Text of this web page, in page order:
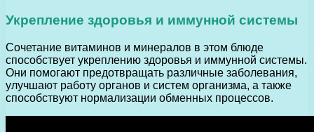
Укрепление здоровья и иммунной системы
Сочетание витаминов и минералов в этом блюде
способствует укреплению здоровья и иммунной системы.
Они помогают предотвращать различные заболевания,
улучшают работу органов и систем организма, а также
способствуют нормализации обменных процессов.